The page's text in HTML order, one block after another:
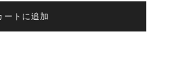
ートに追加